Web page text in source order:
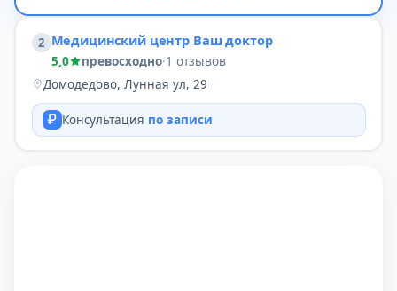
2 Медицинский центр Ваш доктор
5,0 превосходно·1 отзывов
Домодедово, Лунная ул, 29
Консультация по записи